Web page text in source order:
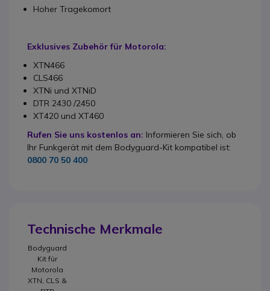
Hoher Tragekomort
Exklusives Zubehör für Motorola:
XTN466
CLS466
XTNi und XTNiD
DTR 2430 /2450
XT420 und XT460
Rufen Sie uns kostenlos an: Informieren Sie sich, ob
Ihr Funkgerät mit dem Bodyguard-Kit kompatibel ist:
0800 70 50 400
Technische Merkmale
Bodyguard
Kit für
Motorola
XTN, CLS &